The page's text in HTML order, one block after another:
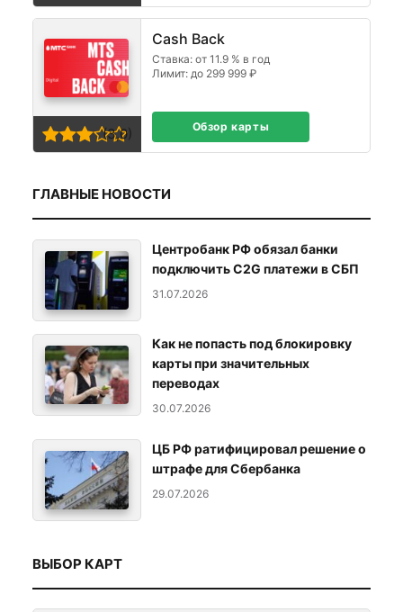
Cash Back
Ставка: от 11.9 % в год
Лимит: до 299 999 ₽
(3,0) Обзор карты
ГЛАВНЫЕ НОВОСТИ
Центробанк РФ обязал банки
подключить C2G платежи в СБП
31.07.2026
Как не попасть под блокировку
карты при значительных
переводах
30.07.2026
ЦБ РФ ратифицировал решение о
штрафе для Сбербанка
29.07.2026
ВЫБОР КАРТ